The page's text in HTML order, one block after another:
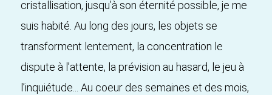
cristallisation, jusqu’à son éternité possible, je me
suis habité. Au long des jours, les objets se
transforment lentement, la concentration le
dispute à l’attente, la prévision au hasard, le jeu à
l’inquiétude... Au coeur des semaines et des mois,